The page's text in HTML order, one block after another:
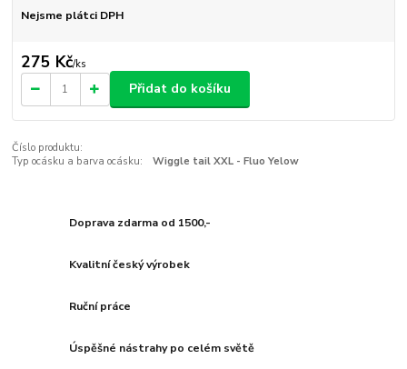
Nejsme plátci DPH
275 Kč/ks
Přidat do košíku
Číslo produktu:
Typ ocásku a barva ocásku:
Wiggle tail XXL - Fluo Yelow
Doprava zdarma od 1500,-
Kvalitní český výrobek
Ruční práce
Úspěšné nástrahy po celém světě